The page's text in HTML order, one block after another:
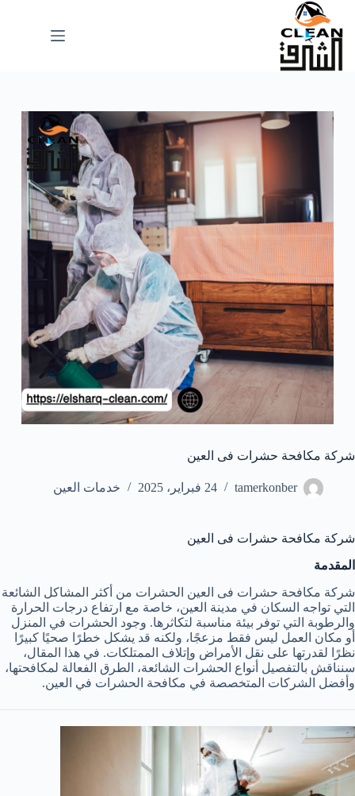
التجاوز
المحتوى
شركة مكافحة حشرات فى العين
tamerkonber 24 فبراير، 2025 خدمات العين
شركة مكافحة حشرات فى العين
المقدمة
شركة مكافحة حشرات فى العين الحشرات من أكثر المشاكل الشائعة
التي تواجه السكان في مدينة العين، خاصة مع ارتفاع درجات الحرارة
والرطوبة التي توفر بيئة مناسبة لتكاثرها. وجود الحشرات في المنزل
أو مكان العمل ليس فقط مزعجًا، ولكنه قد يشكل خطرًا صحيًا كبيرًا
نظرًا لقدرتها على نقل الأمراض وإتلاف الممتلكات. في هذا المقال،
سنناقش بالتفصيل أنواع الحشرات الشائعة، الطرق الفعالة لمكافحتها،
وأفضل الشركات المتخصصة في مكافحة الحشرات في العين.